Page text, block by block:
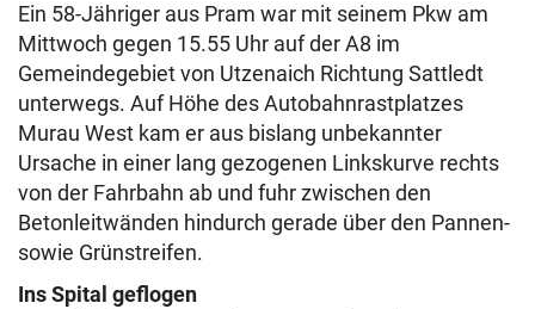
Ein 58-Jähriger aus Pram war mit seinem Pkw am
Mittwoch gegen 15.55 Uhr auf der A8 im
Gemeindegebiet von Utzenaich Richtung Sattledt
unterwegs. Auf Höhe des Autobahnrastplatzes
Murau West kam er aus bislang unbekannter
Ursache in einer lang gezogenen Linkskurve rechts
von der Fahrbahn ab und fuhr zwischen den
Betonleitwänden hindurch gerade über den Pannen-
sowie Grünstreifen.
Ins Spital geflogen